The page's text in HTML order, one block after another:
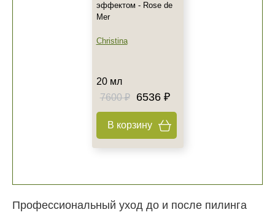
эффектом - Rose de
Mer
Christina
20 мл
7600 ₽
6536 ₽
В корзину
Профессиональный уход до и после пилинга